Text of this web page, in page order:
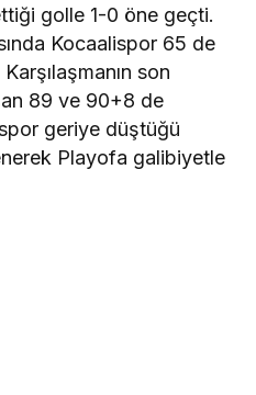
golle 1-0 öne geçti.
Kocaalispor 65 de
son
89 ve 90+8 de
geriye düştüğü
Playofa galibiyetle